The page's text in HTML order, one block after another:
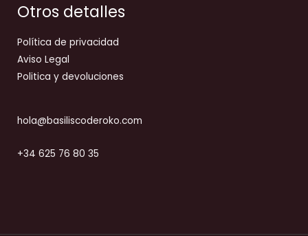
Otros detalles
Política de privacidad
Aviso Legal
Politica y devoluciones
hola@basiliscoderoko.com
+34 625 76 80 35